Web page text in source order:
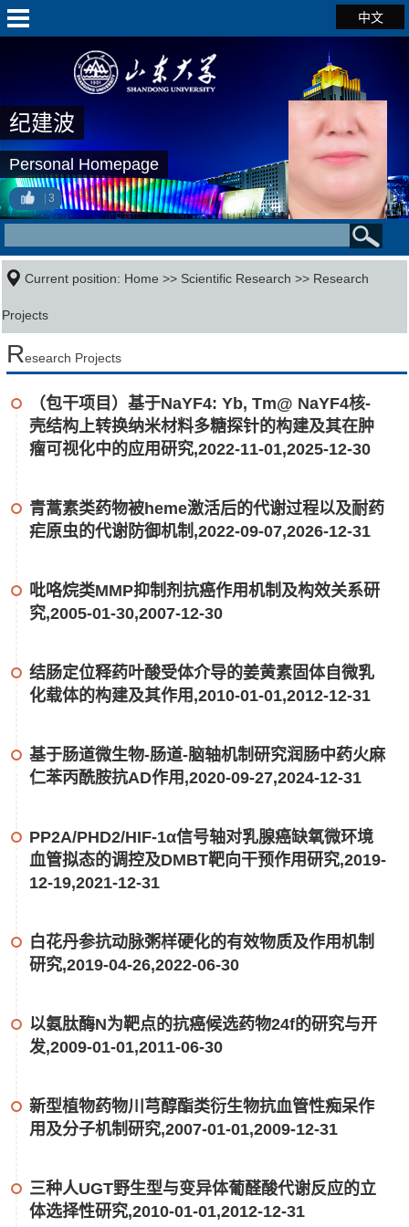
中文
纪建波
Personal Homepage
3
Current position: Home >> Scientific Research >> Research
Projects
Research Projects
（包干项目）基于NaYF4: Yb, Tm@ NaYF4核-
壳结构上转换纳米材料多糖探针的构建及其在肿
瘤可视化中的应用研究,2022-11-01,2025-12-30
青蒿素类药物被heme激活后的代谢过程以及耐药
疟原虫的代谢防御机制,2022-09-07,2026-12-31
吡咯烷类MMP抑制剂抗癌作用机制及构效关系研
究,2005-01-30,2007-12-30
结肠定位释药叶酸受体介导的姜黄素固体自微乳
化载体的构建及其作用,2010-01-01,2012-12-31
基于肠道微生物-肠道-脑轴机制研究润肠中药火麻
仁苯丙酰胺抗AD作用,2020-09-27,2024-12-31
PP2A/PHD2/HIF-1α信号轴对乳腺癌缺氧微环境
血管拟态的调控及DMBT靶向干预作用研究,2019-
12-19,2021-12-31
白花丹参抗动脉粥样硬化的有效物质及作用机制
研究,2019-04-26,2022-06-30
以氨肽酶N为靶点的抗癌候选药物24f的研究与开
发,2009-01-01,2011-06-30
新型植物药物川芎醇酯类衍生物抗血管性痴呆作
用及分子机制研究,2007-01-01,2009-12-31
三种人UGT野生型与变异体葡醛酸代谢反应的立
体选择性研究,2010-01-01,2012-12-31